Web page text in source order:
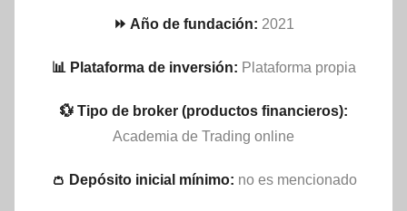
⏩ Año de fundación: 2021
📊 Plataforma de inversión: Plataforma propia
💱 Tipo de broker (productos financieros):
Academia de Trading online
👛 Depósito inicial mínimo: no es mencionado